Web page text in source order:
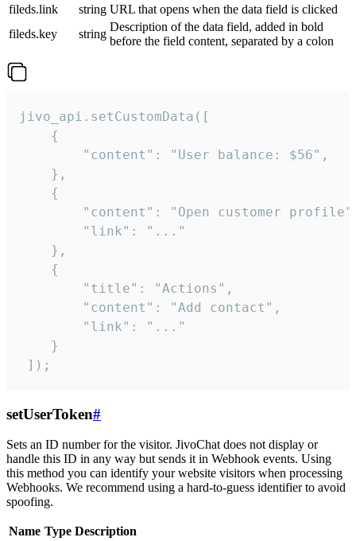
fileds.link
string URL that opens when the data field is clicked
fileds.key
string
Description of the data field, added in bold
before the field content, separated by a colon
jivo_api.setCustomData([
    {
        "content": "User balance: $56",
    },
    {
"content": "Open customer
        "link": "..."
    },
    {
        "title": "Actions",
        "content": "Add contact",
        "link": "..."
    }
]);
setUserToken#
Sets an ID number for the visitor. JivoChat does not display or
handle this ID in any way but sends it in Webhook events. Using
this method you can identify your website visitors when processing
Webhooks. We recommend using a hard-to-guess identifier to avoid
spoofing.
Name Type Description